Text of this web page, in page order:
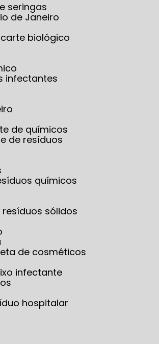
seringas
de Janeiro
biológico
infectantes
de químicos
de resíduos
químicos
resíduos sólidos
de cosméticos
infectante
hospitalar